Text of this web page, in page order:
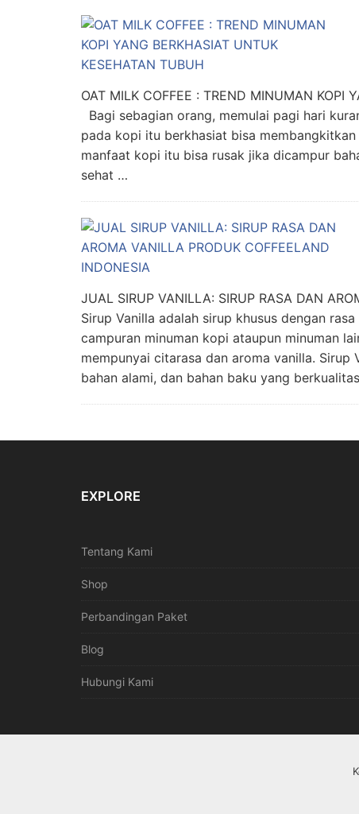
OAT MILK COFFEE : TREND MINUMAN KOPI
Bagi sebagian orang, memulai pagi hari
pada kopi itu berkhasiat bisa
manfaat kopi itu bisa rusak jika dicampur
sehat …
JUAL SIRUP VANILLA: SIRUP RASA DAN
Sirup Vanilla adalah sirup khusus dengan
campuran minuman kopi ataupun minuman
mempunyai citarasa dan aroma vanilla.
bahan alami, dan bahan baku yang
EXPLORE
Tentang Kami
Shop
Perbandingan Paket
Blog
Hubungi Kami